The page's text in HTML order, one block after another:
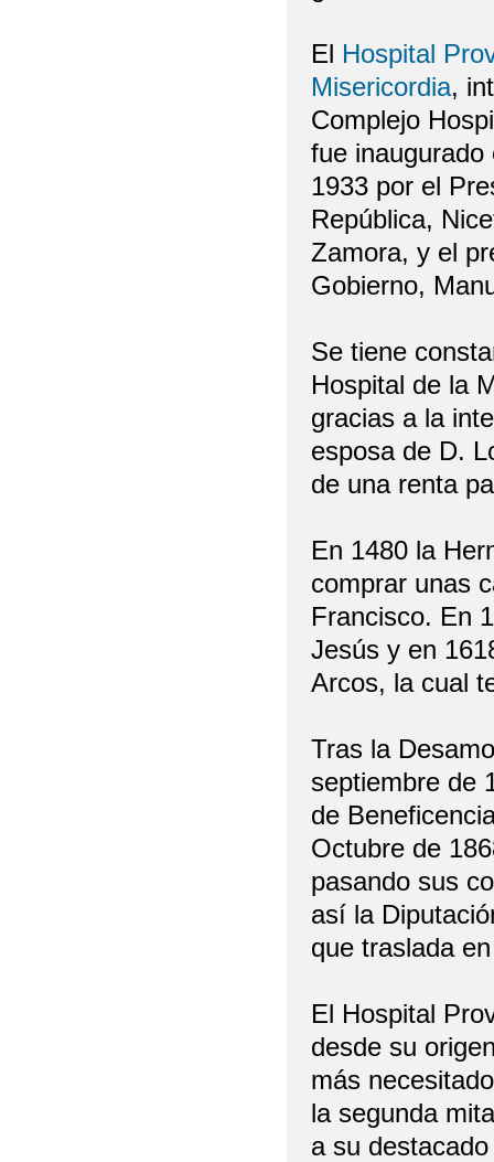
El Hospital
Misericordia,
Complejo
fue inaugurado
1933 por el
República,
Zamora, y el
Gobierno,
Se tiene
Hospital de la
gracias a la
esposa de D.
de una renta
En 1480 la
comprar unas
Francisco. En
Jesús y en
Arcos, la cual
Tras la
septiembre de
de
Octubre de
pasando sus
así la
que traslada
El Hospital
desde su
más
la segunda
a su